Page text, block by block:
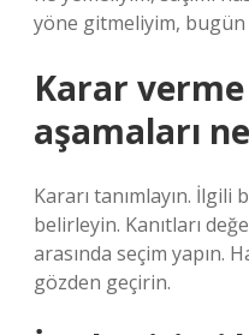
yöne gitmeliyim, bugün
Karar
aşamaları
Kararı tanımlayın.
belirleyin. Kanıtları
arasında seçim yapın.
gözden geçirin.